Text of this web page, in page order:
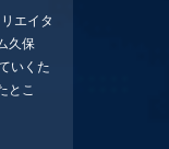
エイタ
久保
いくた
とこ
らえる